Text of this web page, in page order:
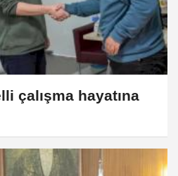
çalışma hayatına